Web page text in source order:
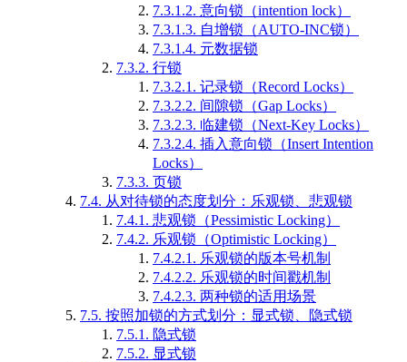
7.3.1.2. 意向锁（intention lock）
7.3.1.3. 自增锁（AUTO-INC锁）
7.3.1.4. 元数据锁
7.3.2. 行锁
7.3.2.1. 记录锁（Record Locks）
7.3.2.2. 间隙锁（Gap Locks）
7.3.2.3. 临建锁（Next-Key Locks）
7.3.2.4. 插入意向锁（Insert Intention
Locks）
7.3.3. 页锁
7.4. 从对待锁的态度划分：乐观锁、悲观锁
7.4.1. 悲观锁（Pessimistic Locking）
7.4.2. 乐观锁（Optimistic Locking）
7.4.2.1. 乐观锁的版本号机制
7.4.2.2. 乐观锁的时间戳机制
7.4.2.3. 两种锁的适用场景
7.5. 按照加锁的方式划分：显式锁、隐式锁
7.5.1. 隐式锁
7.5.2. 显式锁